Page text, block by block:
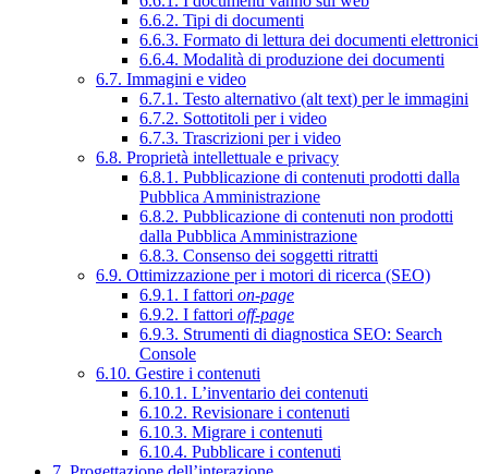
6.6.2. Tipi di documenti
6.6.3. Formato di lettura dei documenti elettronici
6.6.4. Modalità di produzione dei documenti
6.7. Immagini e video
6.7.1. Testo alternativo (alt text) per le immagini
6.7.2. Sottotitoli per i video
6.7.3. Trascrizioni per i video
6.8. Proprietà intellettuale e privacy
6.8.1. Pubblicazione di contenuti prodotti dalla
Pubblica Amministrazione
6.8.2. Pubblicazione di contenuti non prodotti
dalla Pubblica Amministrazione
6.8.3. Consenso dei soggetti ritratti
6.9. Ottimizzazione per i motori di ricerca (SEO)
6.9.1. I fattori on-page
6.9.2. I fattori off-page
6.9.3. Strumenti di diagnostica SEO: Search
Console
6.10. Gestire i contenuti
6.10.1. L’inventario dei contenuti
6.10.2. Revisionare i contenuti
6.10.3. Migrare i contenuti
6.10.4. Pubblicare i contenuti